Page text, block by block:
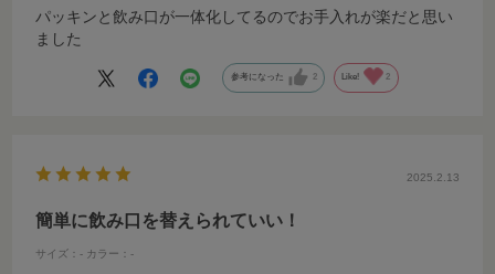
パッキンと飲み口が一体化してるのでお手入れが楽だと思い
ました
参考になった 2 Like! 2
2025.2.13
簡単に飲み口を替えられていい！
サイズ：- カラー：-